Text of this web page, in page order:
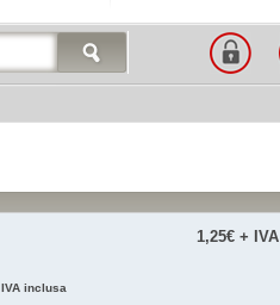
1,25€ + IVA
IVA inclusa